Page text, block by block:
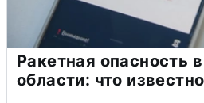
Ракетная опасность
области: что известно